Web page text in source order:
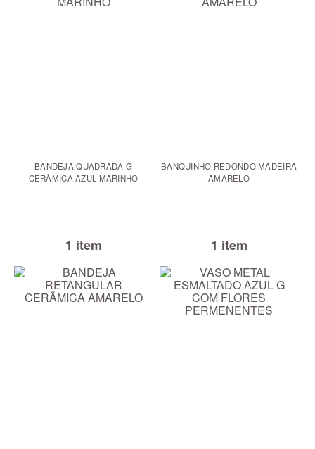
BANDEJA QUADRADA G
CERÂMICA AZUL MARINHO
1 item
BANQUINHO REDONDO MADEIRA
AMARELO
1 item